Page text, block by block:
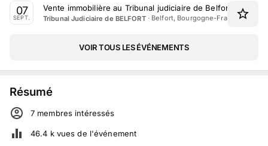
07
SEPT.
Vente immobilière au Tribunal judiciaire de Belfort le 7
Tribunal Judiciaire de BELFORT· Belfort, Bourgogne-Franche-Comté
VOIR TOUS LES ÉVÉNEMENTS
Résumé
7 membres intéressés
46.4 kvues de l'événement